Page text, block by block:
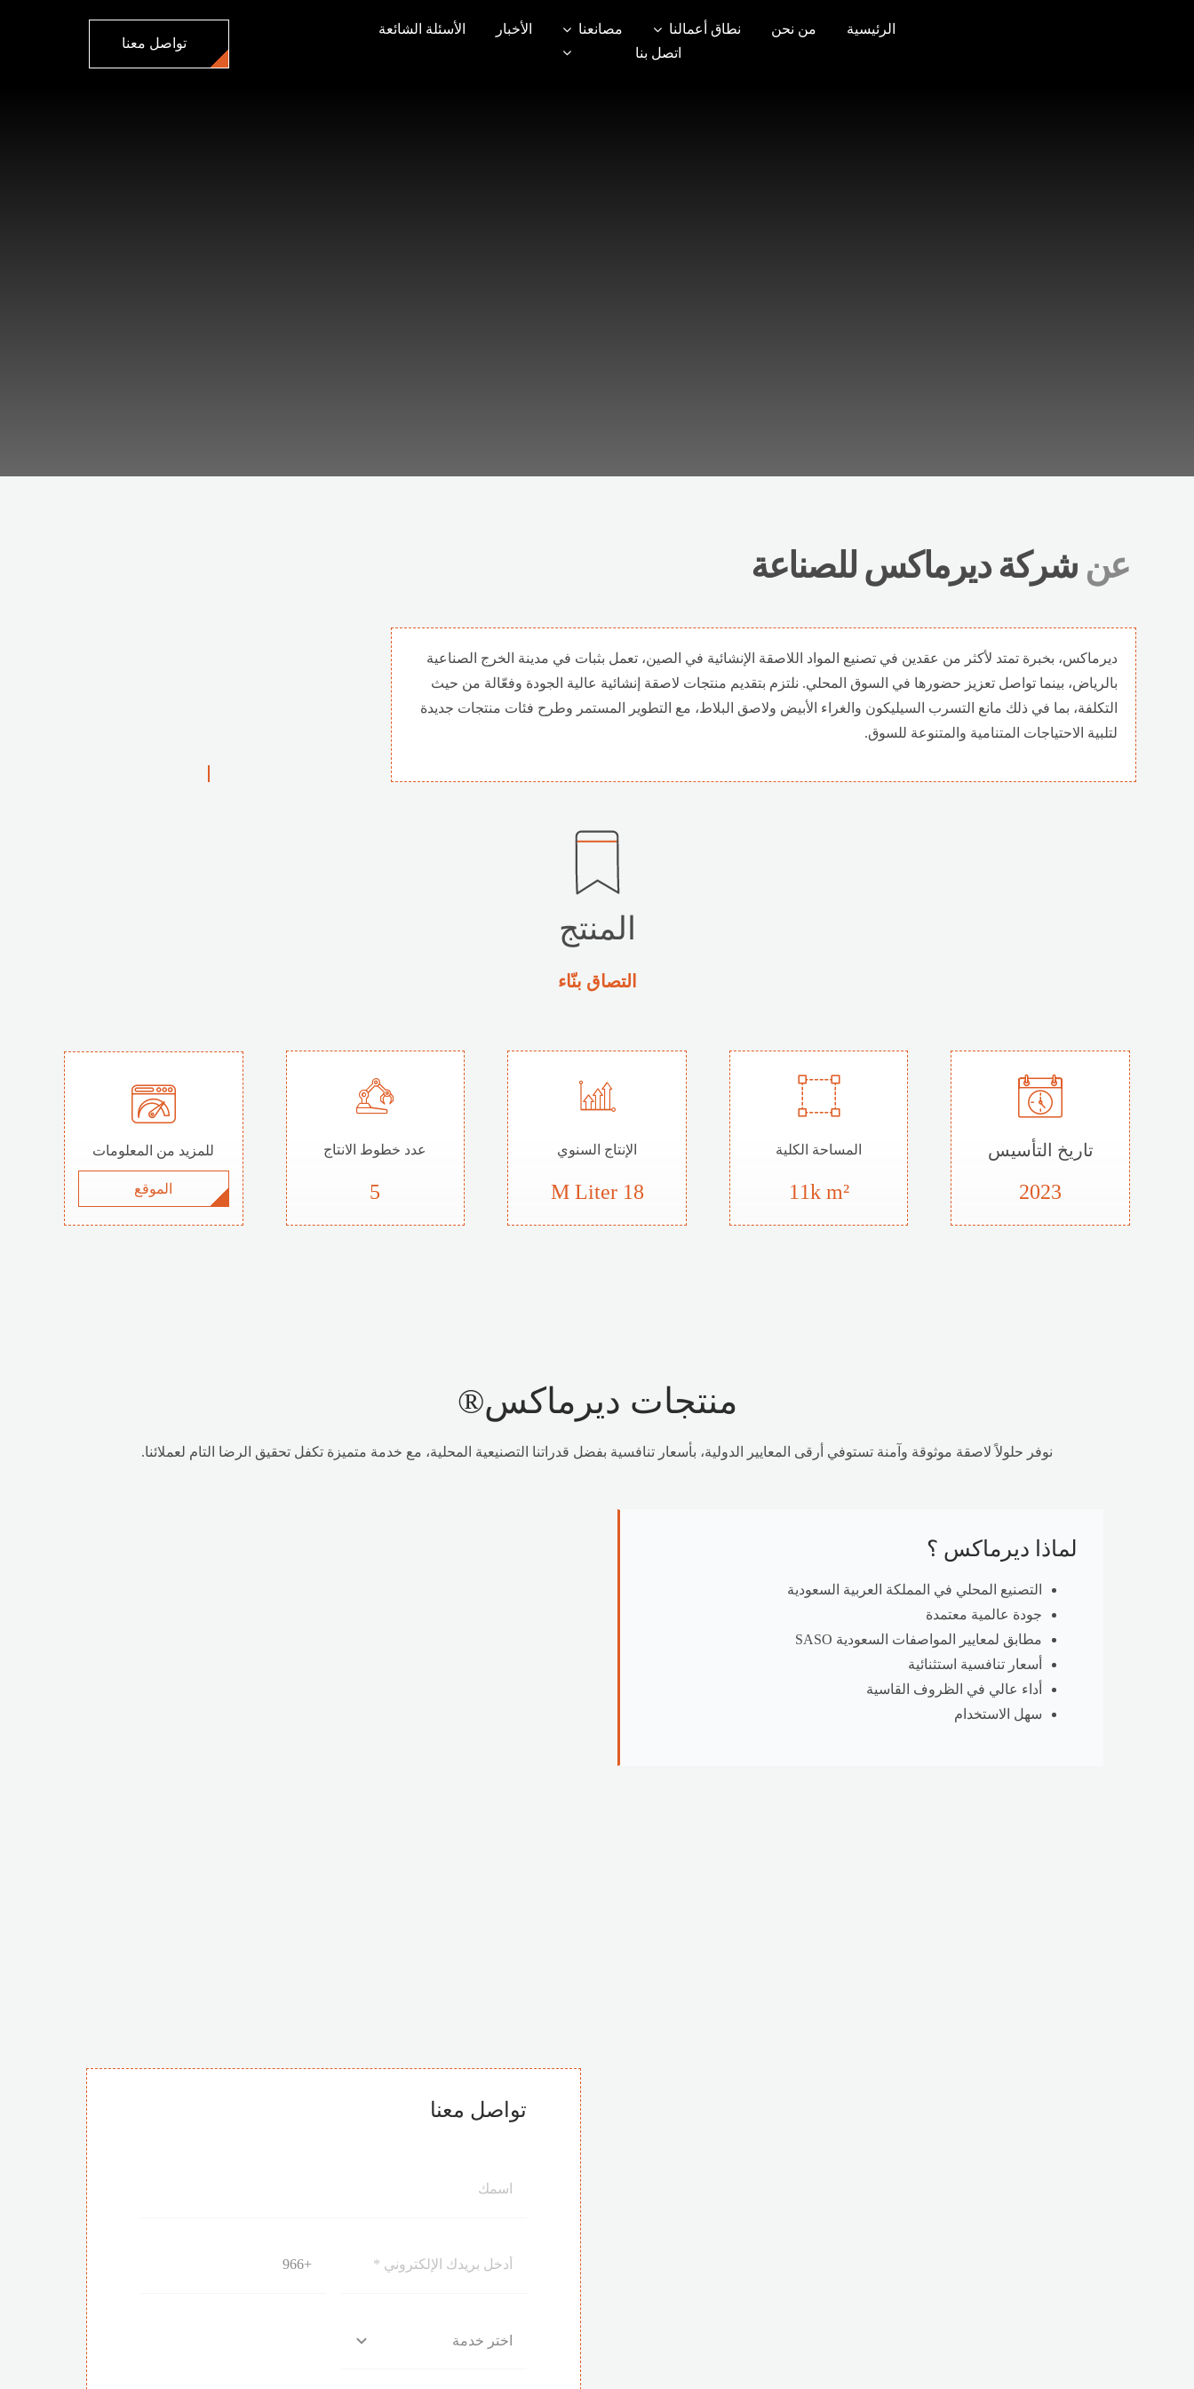
الرئيسية من نحن نطاق أعمالنا مصانعنا الأخبار
الأسئلة الشائعة
اتصل بنا
تواصل معنا
عن شركة ديرماكس للصناعة
ديرماكس، بخبرة تمتد لأكثر من عقدين في تصنيع المواد اللاصقة الإنشائية في الصين، تعمل بثبات في مدينة الخرج الصناعية
بالرياض، بينما تواصل تعزيز حضورها في السوق المحلي. نلتزم بتقديم منتجات لاصقة إنشائية عالية الجودة وفعّالة من حيث
التكلفة، بما في ذلك مانع التسرب السيليكون والغراء الأبيض ولاصق البلاط، مع التطوير المستمر وطرح فئات منتجات جديدة
لتلبية الاحتياجات المتنامية والمتنوعة للسوق.
المنتج
التصاق بنّاء
تاريخ التأسيس
2023
المساحة الكلية
11k m²
الإنتاج السنوي
18 M Liter
عدد خطوط الانتاج
5
للمزيد من المعلومات
الموقع
منتجات ديرماكس®
نوفر حلولاً لاصقة موثوقة وآمنة تستوفي أرقى المعايير الدولية، بأسعار تنافسية بفضل قدراتنا التصنيعية المحلية، مع خدمة متميزة تكفل تحقيق الرضا التام لعملائنا.
لماذا ديرماكس ؟
التصنيع المحلي في المملكة العربية السعودية
جودة عالمية معتمدة
مطابق لمعايير المواصفات السعودية SASO
أسعار تنافسية استثنائية
أداء عالي في الظروف القاسية
سهل الاستخدام
تواصل معنا